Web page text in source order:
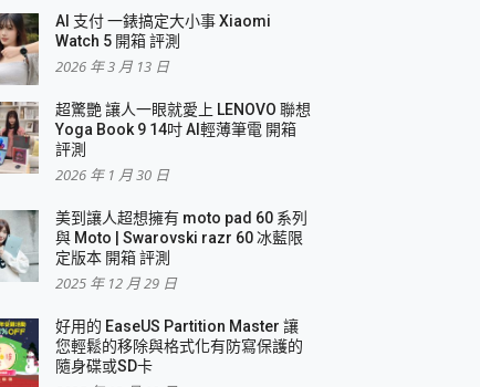
AI 支付 一錶搞定大小事 Xiaomi
Watch 5 開箱 評測
2026 年 3 月 13 日
超驚艷 讓人一眼就愛上 LENOVO 聯想
Yoga Book 9 14吋 AI輕薄筆電 開箱
評測
2026 年 1 月 30 日
美到讓人超想擁有 moto pad 60 系列
與 Moto | Swarovski razr 60 冰藍限
定版本 開箱 評測
2025 年 12 月 29 日
好用的 EaseUS Partition Master 讓
您輕鬆的移除與格式化有防寫保護的
隨身碟或SD卡